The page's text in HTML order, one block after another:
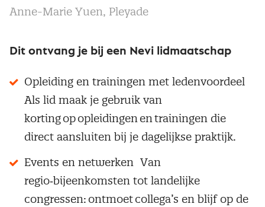
Anne-Marie Yuen, Pleyade
Dit ontvang je bij een Nevi lidmaatschap
Opleiding en trainingen met ledenvoordeel
Als lid maak je gebruik van
korting op opleidingen en trainingen die
direct aansluiten bij je dagelijkse praktijk.
Events en netwerken Van
regio‑bijeenkomsten tot landelijke
congressen: ontmoet collega’s en blijf op de